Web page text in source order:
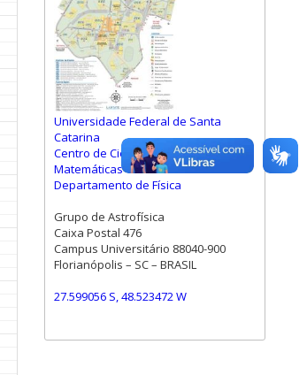
Universidade Federal de Santa
Catarina
Centro de Ciências Físicas e
Matemáticas
Departamento de Física
Grupo de Astrofísica
Caixa Postal 476
Campus Universitário 88040-900
Florianópolis – SC – BRASIL
27.599056 S, 48.523472 W